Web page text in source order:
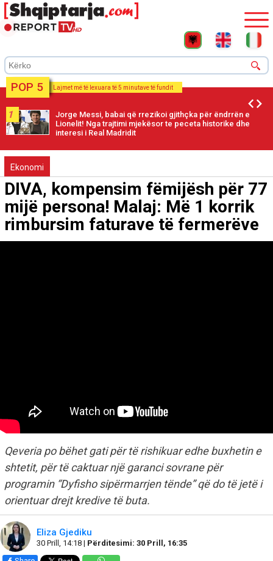
POP 5 Lajmet më të lexuara të 5 minutave të fundit
1
Jorge Messi, babai që rrezikoi gjithçka për ëndrrën e
Lionelit! Nga trajtimi mjekësor te peceta historike dhe
interesi i Real Madridit
Ekonomi
DIVA, kompensim fëmijësh për 77
mijë persona! Malaj: Më 1 korrik
rimbursim faturave të fermerëve
Qeveria po bëhet gati për të rishikuar edhe buxhetin e
shtetit, për të caktuar një garanci sovrane për
programin “Dyfisho sipërmarrjen tënde” që do të jetë i
orientuar drejt kredive të buta.
Eliza Gjediku
30 Prill, 14:18 | Përditesimi: 30 Prill, 16:35